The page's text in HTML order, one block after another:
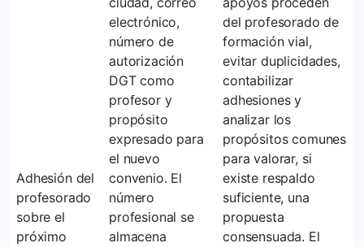
Adhesión del
profesorado
sobre el
próximo
electrónico,
número de
autorización
DGT como
profesor y
propósito
expresado para
el nuevo
convenio. El
número
profesional se
almacena
del profesorado de
formación vial,
evitar duplicidades,
contabilizar
adhesiones y
analizar los
propósitos comunes
para valorar, si
existe respaldo
suficiente, una
propuesta
consensuada. El